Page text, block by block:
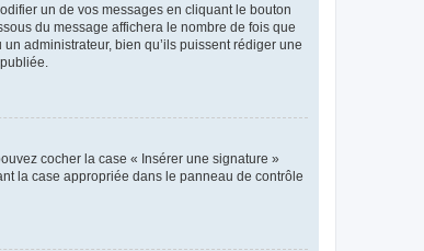
un de vos messages en cliquant le bouton
du message affichera le nombre de fois que
administrateur, bien qu’ils puissent rédiger une
cocher la case « Insérer une signature »
la case appropriée dans le panneau de contrôle